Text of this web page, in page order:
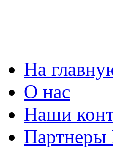
На
О нас
Наши
Партнеры